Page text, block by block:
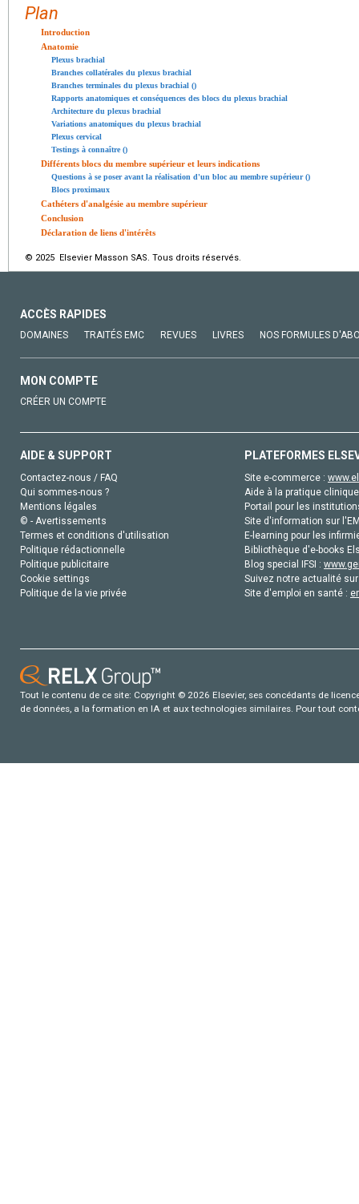
Plan
Introduction
Anatomie
Plexus brachial
Branches collatérales du plexus brachial
Branches terminales du plexus brachial ()
Rapports anatomiques et conséquences des blocs du plexus brachial
Architecture du plexus brachial
Variations anatomiques du plexus brachial
Plexus cervical
Testings à connaître ()
Différents blocs du membre supérieur et leurs indications
Questions à se poser avant la réalisation d'un bloc au membre supérieur ()
Blocs proximaux
Cathéters d'analgésie au membre supérieur
Conclusion
Déclaration de liens d'intérêts
© 2025 Elsevier Masson SAS. Tous droits réservés.
ACCÈS RAPIDES
DOMAINES TRAITÉS EMC REVUES LIVRES NOS FORMULES
MON COMPTE
CRÉER UN COMPTE
AIDE & SUPPORT
Contactez-nous / FAQ
Qui sommes-nous ?
Mentions légales
© - Avertissements
Termes et conditions d'utilisation
Politique rédactionnelle
Politique publicitaire
Cookie settings
Politique de la vie privée
PLATEFORMES
Site e-commerce :
Aide à la pratique
Portail pour les
Site d'information sur
E-learning pour les
Bibliothèque d'e-books
Blog special IFSI :
Suivez notre actualité
Site d'emploi en santé :
Tout le contenu de ce site: Copyright © 2026 Elsevier, ses concédants de
de données, a la formation en IA et aux technologies similaires. Pour tout